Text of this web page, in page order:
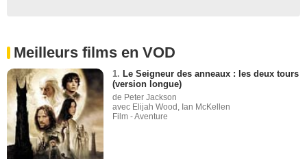
Meilleurs films en VOD
1. Le Seigneur des anneaux : les deux tours
(version longue)
de Peter Jackson
avec Elijah Wood, Ian McKellen
Film - Aventure